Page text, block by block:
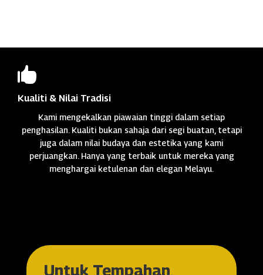

Kualiti & Nilai Tradisi
Kami mengekalkan piawaian tinggi dalam setiap
penghasilan. Kualiti bukan sahaja dari segi buatan, tetapi
juga dalam nilai budaya dan estetika yang kami
perjuangkan. Hanya yang terbaik untuk mereka yang
menghargai ketulenan dan elegan Melayu.
Untuk Tempahan,